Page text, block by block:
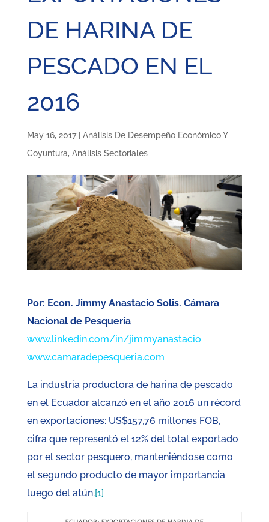
DE HARINA DE
PESCADO EN EL
2016
May 16, 2017| Análisis De Desempeño Económico Y
Coyuntura, Análisis Sectoriales
Por: Econ. Jimmy Anastacio Solis. Cámara
Nacional de Pesquería
www.linkedin.com/in/jimmyanastacio
www.camaradepesqueria.com
La industria productora de harina de pescado
en el Ecuador alcanzó en el año 2016 un récord
en exportaciones: US$157,76 millones FOB,
cifra que representó el 12% del total exportado
por el sector pesquero, manteniéndose como
el segundo producto de mayor importancia
luego del atún.[1]